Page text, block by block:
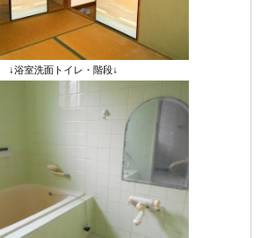
↓浴室洗面トイレ・階段↓